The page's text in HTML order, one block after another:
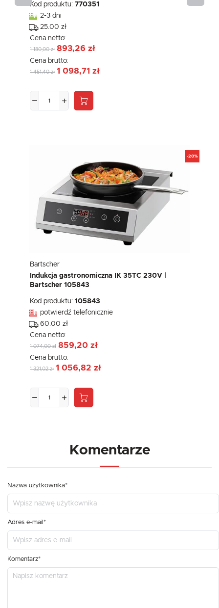
Kod produktu: 770351
2-3 dni
25.00 zł
Cena netto:
1 180,00 zł 893,26 zł
Cena brutto:
1 451,40 zł 1 098,71 zł
-20%
Bartscher
Indukcja gastronomiczna IK 35TC 230V |
Bartscher 105843
Kod produktu: 105843
potwierdź telefonicznie
60.00 zł
Cena netto:
1 074,00 zł 859,20 zł
Cena brutto:
1 321,02 zł 1 056,82 zł
Komentarze
Nazwa użytkownika*
Adres e-mail*
Komentarz*